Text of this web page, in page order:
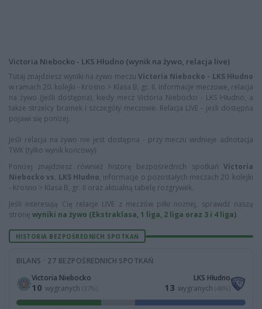
Victoria Niebocko - LKS Hłudno (wynik na żywo, relacja live)
Tutaj znajdziesz wyniki na żywo meczu Victoria Niebocko - LKS Hłudno
w ramach 20. kolejki - Krosno > Klasa B, gr. II. Informacje meczowe, relacja
na żywo (jeśli dostępna), kiedy mecz Victoria Niebocko - LKS Hłudno, a
także strzelcy bramek i szczegóły meczowe. Relacja LIVE - jeśli dostępna
pojawi się poniżej.
Jeśli relacja na żywo nie jest dostępna - przy meczu widnieje adnotacja
TWK (tylko wynik końcowy)
Poniżej znajdziesz również historę bezpośrednich spotkań Victoria
Niebocko vs. LKS Hłudno, informacje o pozostałych meczach 20. kolejki
- Krosno > Klasa B, gr. II oraz aktualną tabelę rozgrywek.
Jeśli interesują Cię relacje LIVE z meczów piłki nożnej, sprawdź naszą
stronę wyniki na żywo (Ekstraklasa, 1 liga, 2 liga oraz 3 i 4 liga).
HISTORIA BEZPOŚREDNICH SPOTKAŃ
BILANS · 27 BEZPOŚREDNICH SPOTKAŃ
Victoria Niebocko
10 wygranych (37%)
LKS Hłudno
13 wygranych (48%)